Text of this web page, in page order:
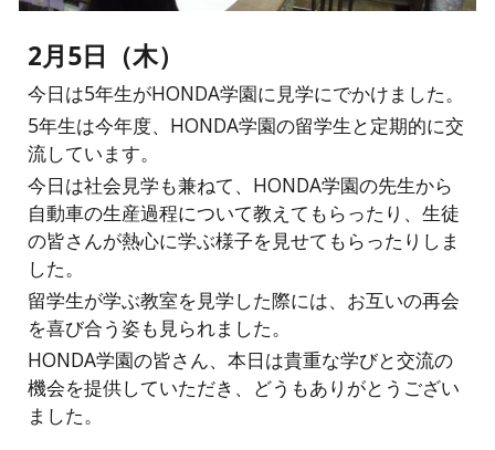
2月5日（木）
今日は5年生がHONDA学園に見学にでかけました。
5年生は今年度、HONDA学園の留学生と定期的に交
流しています。
今日は社会見学も兼ねて、HONDA学園の先生から
自動車の生産過程について教えてもらったり、生徒
の皆さんが熱心に学ぶ様子を見せてもらったりしま
した。
留学生が学ぶ教室を見学した際には、お互いの再会
を喜び合う姿も見られました。
HONDA学園の皆さん、本日は貴重な学びと交流の
機会を提供していただき、どうもありがとうござい
ました。